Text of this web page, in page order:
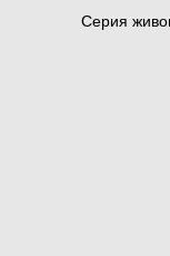
Серия